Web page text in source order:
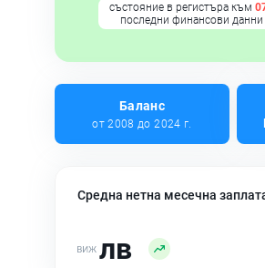
състояние в регистъра към
последни финансови данни
Баланс
от 2008 до 2024 г.
Средна нетна месечна
лв